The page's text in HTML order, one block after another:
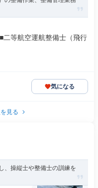
二等航空運航整備士（飛行
気になる
見る
、操縦士や整備士の訓練を